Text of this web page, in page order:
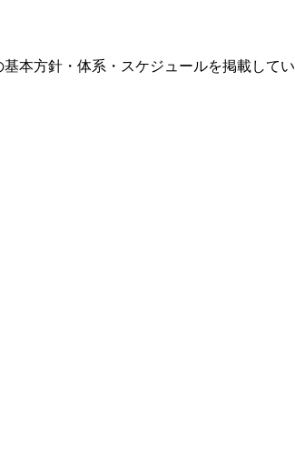
本方針・体系・スケジュールを掲載してい